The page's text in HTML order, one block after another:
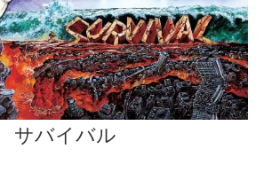
サバイバル